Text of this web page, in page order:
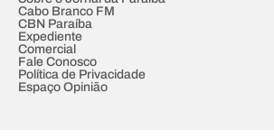
Cabo Branco FM
CBN Paraíba
Expediente
Comercial
Fale Conosco
Política de Privacidade
Espaço Opinião